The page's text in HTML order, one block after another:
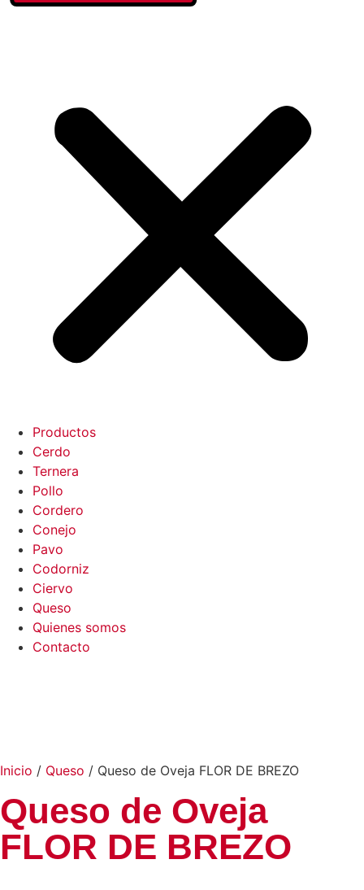
Productos
Cerdo
Ternera
Pollo
Cordero
Conejo
Pavo
Codorniz
Ciervo
Queso
Quienes somos
Contacto
Inicio / Queso / Queso de Oveja FLOR DE BREZO
Queso de Oveja
FLOR DE BREZO